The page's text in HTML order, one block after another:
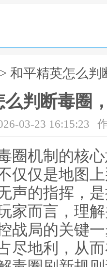
> 和平精英怎么
判断毒圈
03-23 16:15:23
圈机制的核
仅仅是地图
声的指挥，
家而言，理
战局的关键
尽地利，从